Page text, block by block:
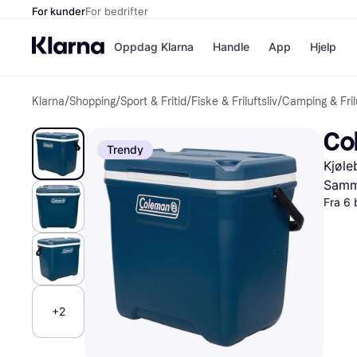
For kunderFor bedrifter
Oppdag Klarna
Betal nå
Betal i 3
Betal innen
Finansiering
Vipps
Handle
Butikker
App Hjelp
Klarna/Shopping/Sport & Fritid/Fiske & Friluftsliv/Camping &
Trendy
+2
Fra 6